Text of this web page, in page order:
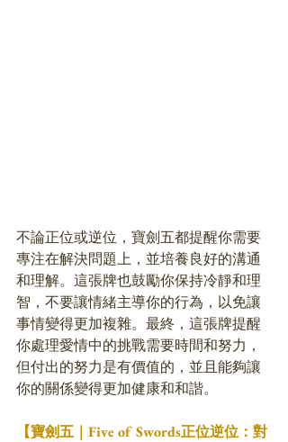
不論正位或逆位，寶劍五都提醒你需要
專注在解決問題上，並培養良好的溝通
和理解。這張牌也鼓勵你保持冷靜和理
智，不要讓情緒主導你的行為，以免讓
事情變得更加複雜。最終，這張牌提醒
你處理愛情中的挑戰需要時間和努力，
但付出的努力是有價值的，並且能夠讓
你的關係變得更加健康和和諧。
【寶劍五｜Five of Swords正位逆位：對